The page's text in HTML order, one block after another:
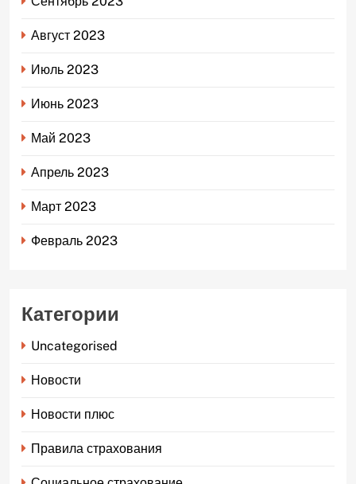
Август 2023
Июль 2023
Июнь 2023
Май 2023
Апрель 2023
Март 2023
Февраль 2023
Категории
Uncategorised
Новости
Новости плюс
Правила страхования